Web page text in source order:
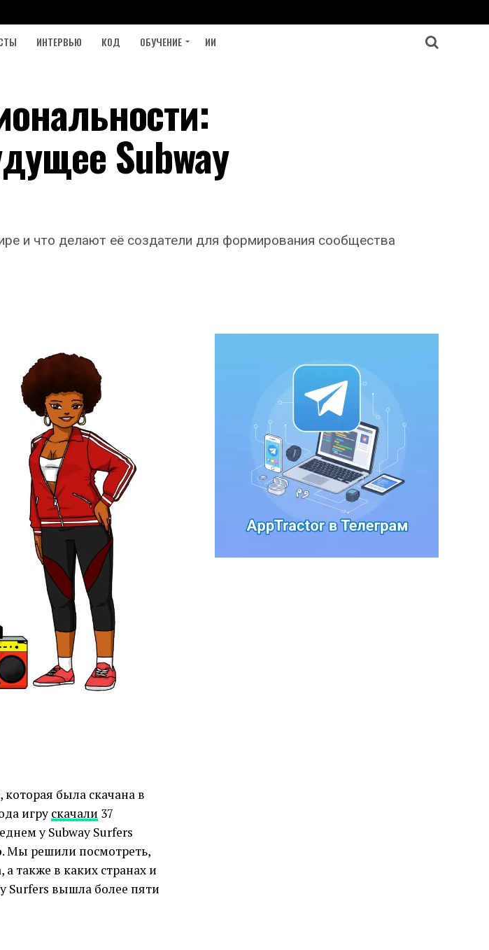
ИНТЕРВЬЮ КОД ОБУЧЕНИЕ ИИ
Subway
и что делают её создатели для формирования сообщества
была скачана в
игру скачали 37
у Subway Surfers
. Мы решили посмотреть,
а также в каких странах и
Surfers вышла более пяти